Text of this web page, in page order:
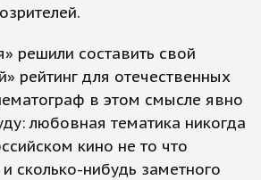
решили составить свой
рейтинг для отечественных
в этом смысле явно
любовная тематика никогда
кино не то что
сколько-нибудь заметного